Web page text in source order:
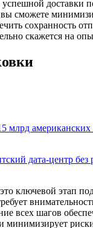
доставки
сможете
сохранность
скажется на
млрд
дата-центр
ключевой этап
всех шагов
минимизирует